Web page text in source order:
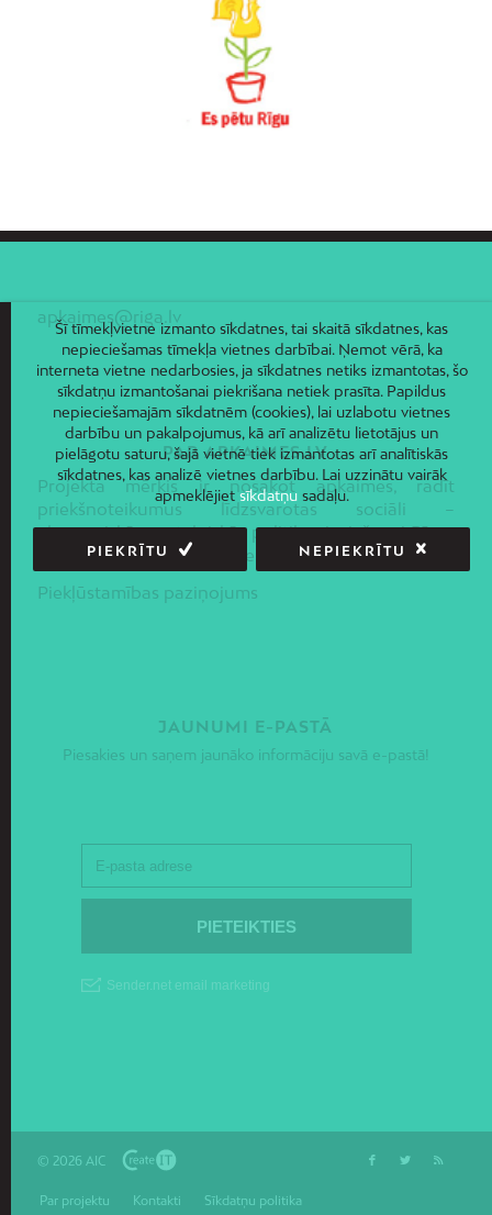
apkaimes@riga.lv
PAR APKAIMES.LV
Projekta mērķis ir nosakot apkaimes, radīt
priekšnoteikumus līdzsvarotas sociāli –
ekonomiskās un telpiskās politikas ieviešanai Rīgas
pilsētas administratīvajā teritorijā.
Piekļūstamības paziņojums
JAUNUMI E-PASTĀ
Piesakies un saņem jaunāko informāciju savā e-pastā!
© 2026 AIC
Par projektu Kontakti Sīkdatņu politika
Šī tīmekļvietne izmanto sīkdatnes, tai skaitā sīkdatnes, kas
nepieciešamas tīmekļa vietnes darbībai. Ņemot vērā, ka
interneta vietne nedarbosies, ja sīkdatnes netiks izmantotas, šo
sīkdatņu izmantošanai piekrišana netiek prasīta. Papildus
nepieciešamajām sīkdatnēm (cookies), lai uzlabotu vietnes
darbību un pakalpojumus, kā arī analizētu lietotājus un
pielāgotu saturu, šajā vietnē tiek izmantotas arī analītiskās
sīkdatnes, kas analizē vietnes darbību. Lai uzzinātu vairāk
apmeklējietsīkdatņusadaļu.
PIEKRĪTU NEPIEKRĪTU